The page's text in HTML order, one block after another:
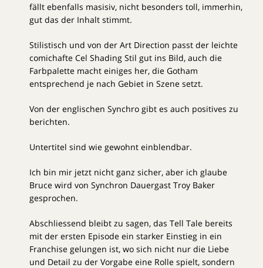
fällt ebenfalls masisiv, nicht besonders toll, immerhin,
gut das der Inhalt stimmt.
Stilistisch und von der Art Direction passt der leichte
comichafte Cel Shading Stil gut ins Bild, auch die
Farbpalette macht einiges her, die Gotham
entsprechend je nach Gebiet in Szene setzt.
Von der englischen Synchro gibt es auch positives zu
berichten.
Untertitel sind wie gewohnt einblendbar.
Ich bin mir jetzt nicht ganz sicher, aber ich glaube
Bruce wird von Synchron Dauergast Troy Baker
gesprochen.
Abschliessend bleibt zu sagen, das Tell Tale bereits
mit der ersten Episode ein starker Einstieg in ein
Franchise gelungen ist, wo sich nicht nur die Liebe
und Detail zu der Vorgabe eine Rolle spielt, sondern